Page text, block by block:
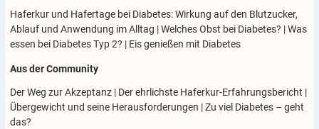
Haferkur und Hafertage bei Diabetes: Wirkung auf den Blutzucker,
Ablauf und Anwendung im Alltag |Welches Obst bei Diabetes? |Was
essen bei Diabetes Typ 2? | Eis genießen mit Diabetes
Aus der Community
Der Weg zur Akzeptanz | Der ehrlichste Haferkur-Erfahrungsbericht |
Übergewicht und seine Herausforderungen |Zu viel Diabetes – geht
das?